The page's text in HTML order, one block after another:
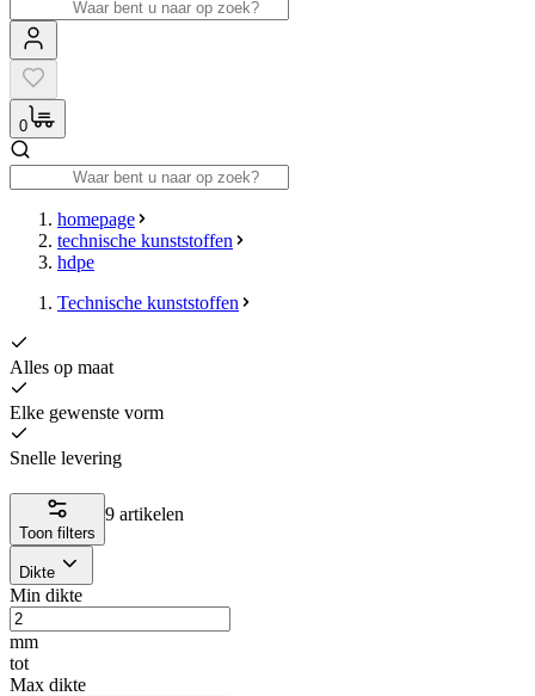
0
homepage
technische kunststoffen
hdpe
Technische kunststoffen
Alles op maat
Elke gewenste vorm
Snelle levering
Toon filters
9 artikelen
Dikte
Min dikte
mm
tot
Max dikte